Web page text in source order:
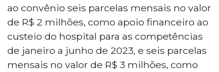
ao convênio seis parcelas mensais no valor
de R$ 2 milhões, como apoio financeiro ao
custeio do hospital para as competências
de janeiro a junho de 2023, e seis parcelas
mensais no valor de R$ 3 milhões, como